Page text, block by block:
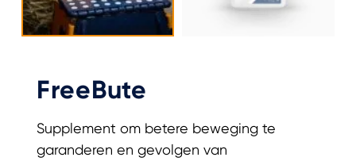
FreeBute
Supplement om betere beweging te
garanderen en gevolgen van